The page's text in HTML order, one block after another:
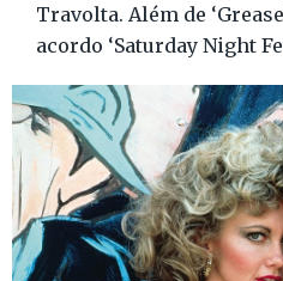
Travolta. Além de
acordo ‘Saturday Night